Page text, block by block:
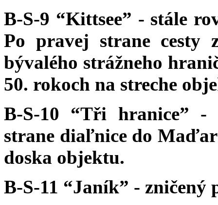
B-S-9 “Kittsee” - stále
Po pravej strane cesty
bývalého strážneho
50. rokoch na streche
B-S-10 “Tři hranice” -
strane diaľnice do
doska objektu.
B-S-11 “Janík” - zničený